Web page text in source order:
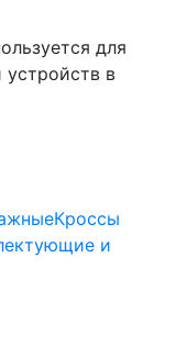
для
устройств в
Кроссы
и